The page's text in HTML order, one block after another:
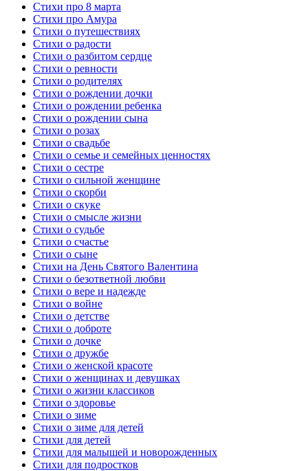
Стихи про 8 марта
Стихи про Амура
Стихи о путешествиях
Стихи о радости
Стихи о разбитом сердце
Стихи о ревности
Стихи о родителях
Стихи о рождении дочки
Стихи о рождении ребенка
Стихи о рождении сына
Стихи о розах
Стихи о свадьбе
Стихи о семье и семейных ценностях
Стихи о сестре
Стихи о сильной женщине
Стихи о скорби
Стихи о скуке
Стихи о смысле жизни
Стихи о судьбе
Стихи о счастье
Стихи о сыне
Стихи на День Святого Валентина
Стихи о безответной любви
Стихи о вере и надежде
Стихи о войне
Стихи о детстве
Стихи о доброте
Стихи о дочке
Стихи о дружбе
Стихи о женской красоте
Стихи о женщинах и девушках
Стихи о жизни классиков
Стихи о здоровье
Стихи о зиме
Стихи о зиме для детей
Стихи для детей
Стихи для малышей и новорожденных
Стихи для подростков